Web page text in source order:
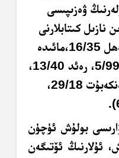
ۋەزىپىسى
نازىل كىتابلارنى
مائىدە
13/40،
نەھل 16/82، نۇر 24/54، ئەنكەبۇت 29/18،
بولۇش ئۈچۈن
ئۇلارنىڭ ئۆتىگەن